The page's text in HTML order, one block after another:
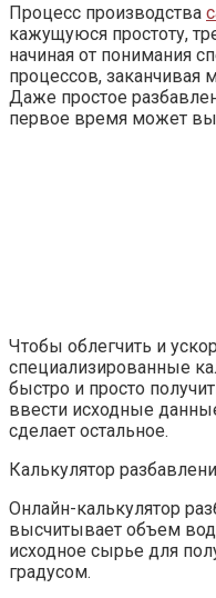
‎Процесс производства
кажущуюся простоту,
начиная от понимания
процессов, заканчивая
Даже простое
первое время может
Чтобы облегчить и
специализированные
быстро и просто
ввести исходные
сделает остальное.
Калькулятор
Онлайн-калькулятор
высчитывает объем
исходное сырье для
градусом.